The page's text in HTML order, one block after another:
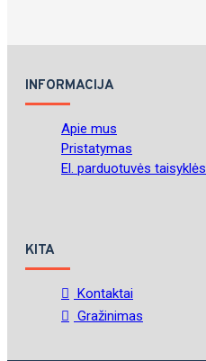
INFORMACIJA
Apie mus
Pristatymas
El. parduotuvės taisyklės
KITA
Kontaktai
Gražinimas